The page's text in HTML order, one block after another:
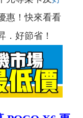
惠！快來看看
．好節省！